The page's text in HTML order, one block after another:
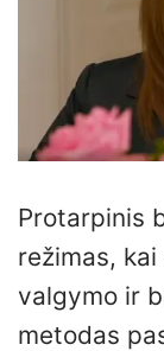
Protarpinis
režimas,
valgymo ir
metodas